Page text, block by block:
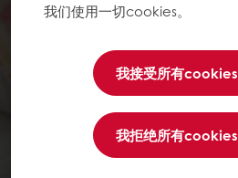
我们使用一切cookies。
我接受所有cookies
我拒绝所有cookies